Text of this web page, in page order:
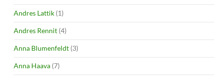
Andres Lattik (1)
Andres Rennit (4)
Anna Blumenfeldt (3)
Anna Haava (7)